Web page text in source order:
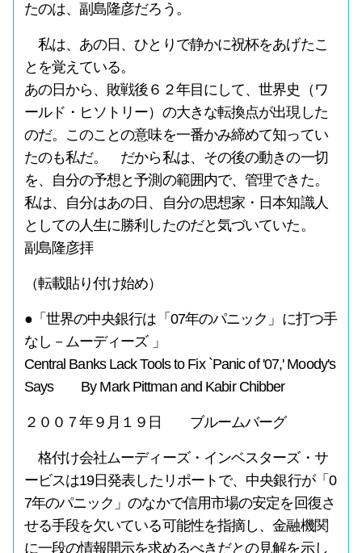
たのは、副島隆彦だろう。
私は、あの日、ひとりで静かに祝杯をあげたこ
とを覚えている。
あの日から、敗戦後６２年目にして、世界史（ワ
ールド・ヒソトリー）の大きな転換点が出現した
のだ。このことの意味を一番かみ締めて知ってい
たのも私だ。 だから私は、その後の動きの一切
を、自分の予想と予測の範囲内で、管理できた。
私は、自分はあの日、自分の思想家・日本知識人
としての人生に勝利したのだと気づいていた。
副島隆彦拝
（転載貼り付け始め）
●「世界の中央銀行は「07年のパニック」に打つ手
なし－ムーディーズ 」
Central Banks Lack Tools to Fix `Panic of '07,' Moody's
Says By Mark Pittman and Kabir Chibber
２００７年９月１９日 ブルームバーグ
格付け会社ムーディーズ・インベスターズ・サ
ービスは19日発表したリポートで、中央銀行が「0
7年のパニック」のなかで信用市場の安定を回復さ
せる手段を欠いている可能性を指摘し、金融機関
に一段の情報開示を求めるべきだとの見解を示し